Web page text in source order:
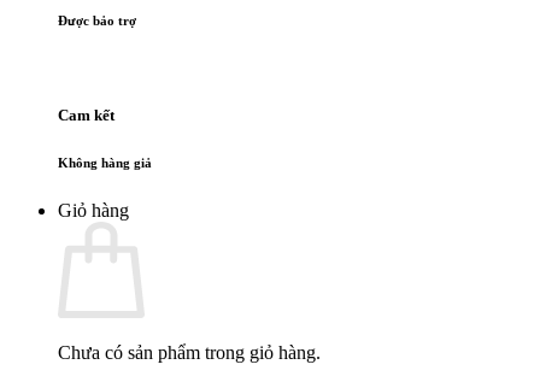
Được bảo trợ
Cam kết
Không hàng giả
Giỏ hàng
Chưa có sản phẩm trong giỏ hàng.